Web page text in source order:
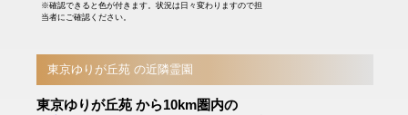
※確認できると色が付きます。状況は日々変わりますので担
当者にご確認ください。
東京ゆりが丘苑 の近隣霊園
東京ゆりが丘苑 から10km圏内の